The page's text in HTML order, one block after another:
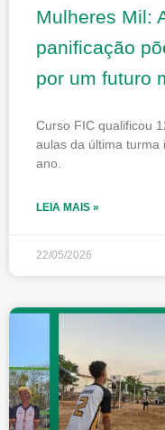
Mulheres Mil:
panificação
por um futuro
Curso FIC qualificou
aulas da última turma
ano.
LEIA MAIS »
22/05/2026